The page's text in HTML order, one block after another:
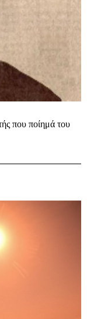
που ποίημά του